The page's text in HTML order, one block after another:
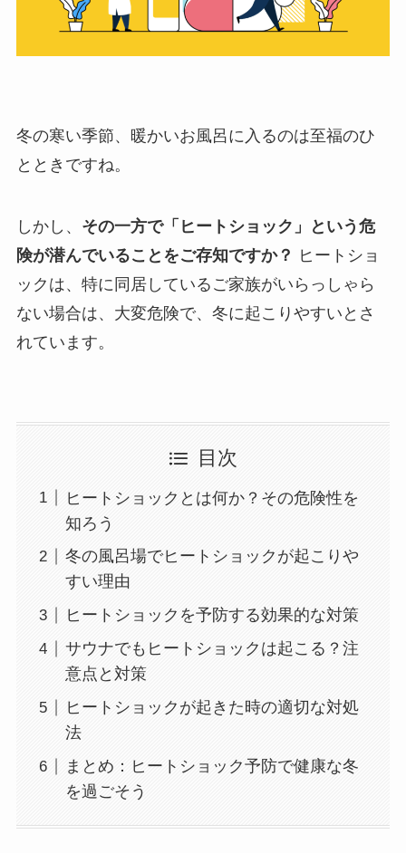
冬の寒い季節、暖かいお風呂に入るのは至福のひ
とときですね。
しかし、 その一方で「ヒートショック」という危
険が潜んでいることをご存知ですか？ ヒートショ
ックは、特に同居しているご家族がいらっしゃら
ない場合は、大変危険で、冬に起こりやすいとさ
れています。
目次
ヒートショックとは何か？その危険性を
知ろう
冬の風呂場でヒートショックが起こりや
すい理由
ヒートショックを予防する効果的な対策
サウナでもヒートショックは起こる？注
意点と対策
ヒートショックが起きた時の適切な対処
法
まとめ：ヒートショック予防で健康な冬
を過ごそう